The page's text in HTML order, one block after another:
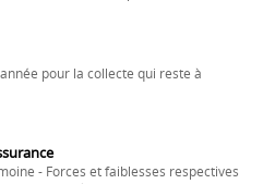
pour la collecte qui reste à
- Forces et faiblesses respectives